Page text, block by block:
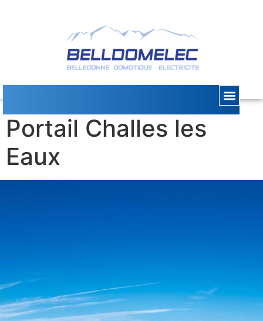
Portail Challes les
Eaux